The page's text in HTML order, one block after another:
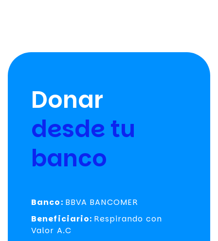
Donar
desde tu
banco
Banco: BBVA BANCOMER
Beneficiario: Respirando con
Valor A.C